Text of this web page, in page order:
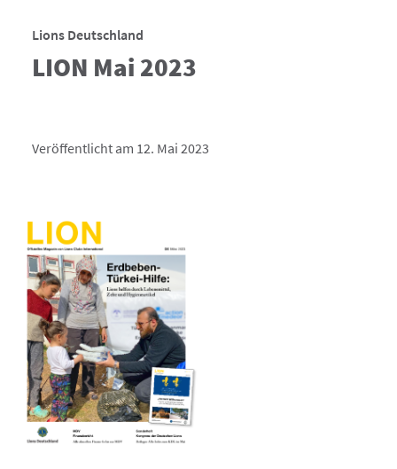
Lions Deutschland
LION Mai 2023
Veröffentlicht am 12. Mai 2023